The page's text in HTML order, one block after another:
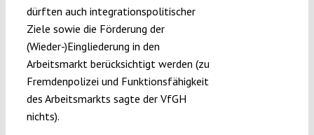
dürften auch integrationspolitischer
Ziele sowie die Förderung der
(Wieder-)Eingliederung in den
Arbeitsmarkt berücksichtigt werden (zu
Fremdenpolizei und Funktionsfähigkeit
des Arbeitsmarkts sagte der VfGH
nichts).